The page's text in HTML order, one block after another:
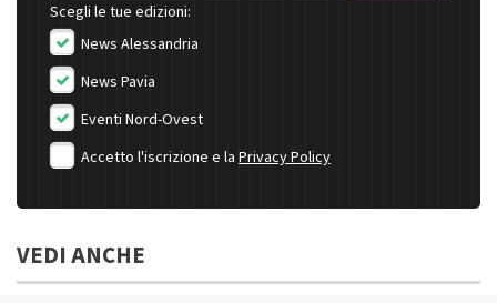
Scegli le tue edizioni:
News Alessandria
News Pavia
Eventi Nord-Ovest
Accetto l'iscrizione e la Privacy Policy
VEDI ANCHE